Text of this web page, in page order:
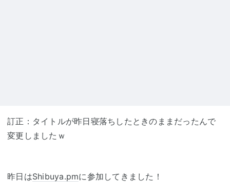
訂正：タイトルが昨日寝落ちしたときのままだったんで
変更しましたｗ
昨日はShibuya.pmに参加してきました！